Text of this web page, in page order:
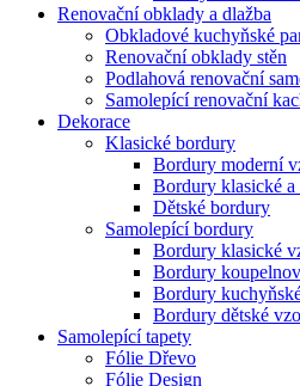
Renovační obklady a dlažba
Obkladové kuchyňské
Renovační obklady stěn
Podlahová renovační
Samolepící renovační
Dekorace
Klasické bordury
Bordury moderní
Bordury klasické
Dětské bordury
Samolepící bordury
Bordury klasické
Bordury
Bordury
Bordury dětské
Samolepící tapety
Fólie Dřevo
Fólie Design